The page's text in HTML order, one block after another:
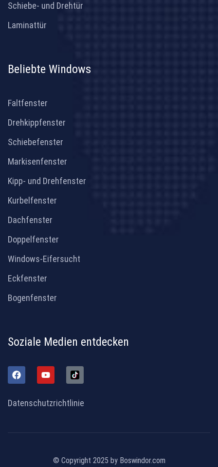
Schiebe- und Drehtür
Laminattür
Beliebte Windows
Faltfenster
Drehkippfenster
Schiebefenster
Markisenfenster
Kipp- und Drehfenster
Kurbelfenster
Dachfenster
Doppelfenster
Windows-Eifersucht
Eckfenster
Bogenfenster
Soziale Medien entdecken
Datenschutzrichtlinie
© Copyright 2025 by Boswindor.com